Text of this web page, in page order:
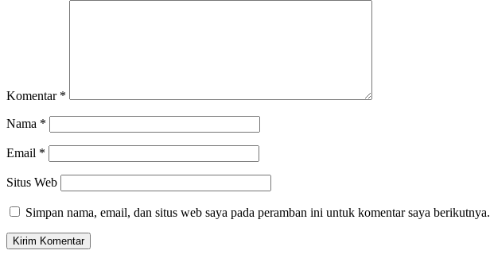
Komentar *
Nama *
Email *
Situs Web
Simpan nama, email, dan situs web saya pada peramban ini untuk komentar saya berikutnya.